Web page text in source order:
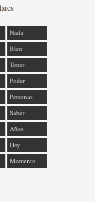
Nada
Bien
Tener
Poder
Personas
Saber
Años
Hoy
Momento